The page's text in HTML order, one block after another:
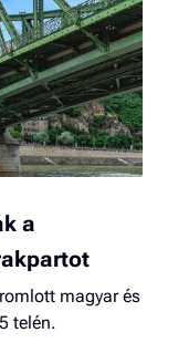
a
magyar és
telén.